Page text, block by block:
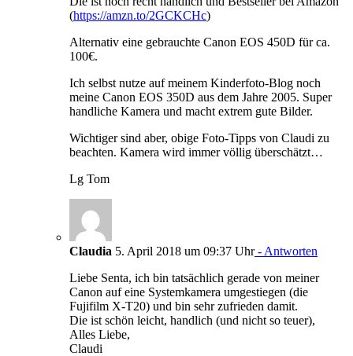
(https://amzn.to/2GCKCHc)
Alternativ eine gebrauchte Canon EOS 450D für ca.
100€.
Ich selbst nutze auf meinem Kinderfoto-Blog noch
meine Canon EOS 350D aus dem Jahre 2005. Super
handliche Kamera und macht extrem gute Bilder.
Wichtiger sind aber, obige Foto-Tipps von Claudi zu
beachten. Kamera wird immer völlig überschätzt…
Lg Tom
Claudia 5. April 2018 um 09:37 Uhr- Antworten
Liebe Senta, ich bin tatsächlich gerade von meiner
Canon auf eine Systemkamera umgestiegen (die
Fujifilm X-T20) und bin sehr zufrieden damit.
Die ist schön leicht, handlich (und nicht so teuer),
Alles Liebe,
Claudi